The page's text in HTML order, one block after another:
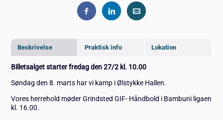
Beskrivelse Praktisk info Lokation
Billetsalget starter fredag den 27/2 kl. 10.00
Søndag den 8. marts har vi kamp i Ølstykke Hallen.
Vores herrehold møder Grindsted GIF- Håndbold i Bambuni ligaen
kl. 16.00.